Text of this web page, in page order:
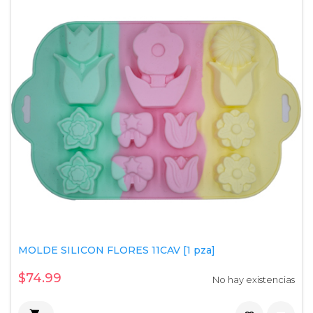
MOLDE SILICON FLORES 11CAV [1 pza]
$74.99 No hay existencias